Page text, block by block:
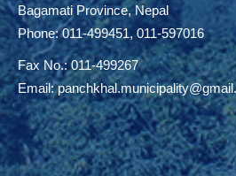
Bagamati Province, Nepal
Phone: 011-499451, 011-597016
Fax No.: 011-499267
Email: